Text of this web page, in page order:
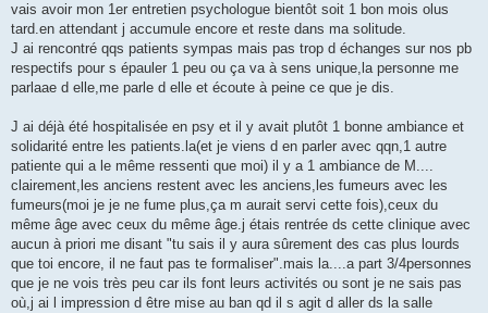
vais avoir mon 1er entretien psychologue bientôt soit 1 bon mois olus
tard.en attendant j accumule encore et reste dans ma solitude.
J ai rencontré qqs patients sympas mais pas trop d échanges sur nos pb
respectifs pour s épauler 1 peu ou ça va à sens unique,la personne me
parlaae d elle,me parle d elle et écoute à peine ce que je dis.
J ai déjà été hospitalisée en psy et il y avait plutôt 1 bonne ambiance et
solidarité entre les patients.la(et je viens d en parler avec qqn,1 autre
patiente qui a le même ressenti que moi) il y a 1 ambiance de M....
clairement,les anciens restent avec les anciens,les fumeurs avec les
fumeurs(moi je je ne fume plus,ça m aurait servi cette fois),ceux du
même âge avec ceux du même âge.j étais rentrée ds cette clinique avec
aucun à priori me disant "tu sais il y aura sûrement des cas plus lourds
que toi encore, il ne faut pas te formaliser".mais la....a part 3/4personnes
que je ne vois très peu car ils font leurs activités ou sont je ne sais pas
où,j ai l impression d être mise au ban qd il s agit d aller ds la salle